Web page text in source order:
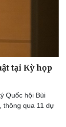
tại Kỳ họp
Quốc hội Bùi
thông qua 11 dự